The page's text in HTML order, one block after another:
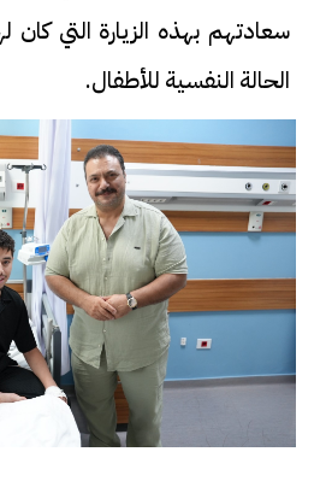
سعادتهم بهذه الزيارة التي كان
الحالة النفسية للأطفال.